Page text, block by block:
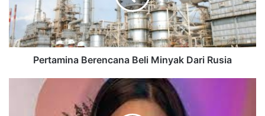
Pertamina Berencana Beli Minyak Dari Rusia